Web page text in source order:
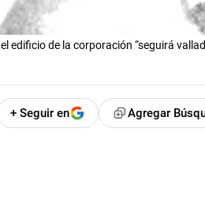
edificio de la corporación “seguirá
+ Seguir en Agregar